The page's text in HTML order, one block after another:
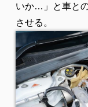
いか…」と車と
させる。